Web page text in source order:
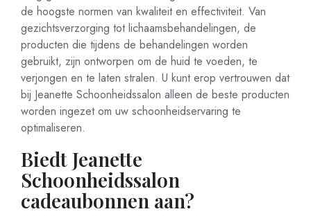
de hoogste normen van kwaliteit en effectiviteit. Van
gezichtsverzorging tot lichaamsbehandelingen, de
producten die tijdens de behandelingen worden
gebruikt, zijn ontworpen om de huid te voeden, te
verjongen en te laten stralen. U kunt erop vertrouwen dat
bij Jeanette Schoonheidssalon alleen de beste producten
worden ingezet om uw schoonheidservaring te
optimaliseren.
Biedt Jeanette
Schoonheidssalon
cadeaubonnen aan?